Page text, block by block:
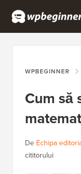
WPBEGINNER
Cum să
De Echipa
cititorului